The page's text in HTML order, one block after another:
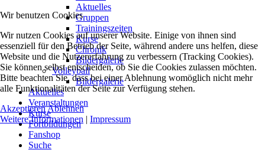
Aktuelles
Gruppen
Trainingszeiten
Kurse
Chronik
Bildergalerie
Volleyball
Bildergalerie
Aktuelles
Veranstaltungen
Kurse
Fortbildungen
Fanshop
Suche
Wir benutzen Cookies
Wir nutzen Cookies auf unserer Website. Einige von ihnen sind
essenziell für den Betrieb der Seite, während andere uns helfen, diese
Website und die Nutzererfahrung zu verbessern (Tracking Cookies).
Sie können selbst entscheiden, ob Sie die Cookies zulassen möchten.
Bitte beachten Sie, dass bei einer Ablehnung womöglich nicht mehr
alle Funktionalitäten der Seite zur Verfügung stehen.
AkzeptierenAblehnen
Weitere Informationen | Impressum